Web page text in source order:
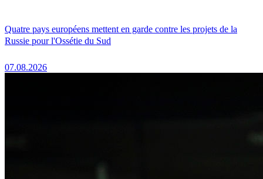
Quatre pays européens mettent en garde contre les projets de la
Russie pour l'Ossétie du Sud
07.08.2026